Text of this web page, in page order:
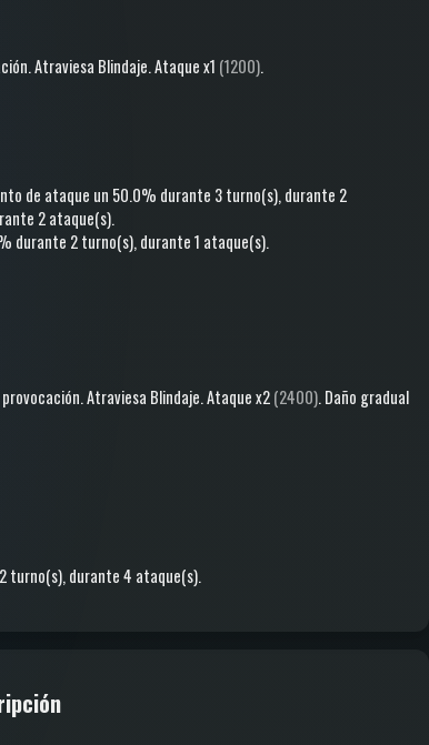
.Atraviesa Blindaje.Ataquex1 (1200).
de ataque un 50.0% durante 3 turno(s), durante 2
2 ataque(s).
durante 2 turno(s), durante 1 ataque(s).
provocación.Atraviesa Blindaje.Ataquex2(2400).Daño gradual
turno(s), durante 4 ataque(s).